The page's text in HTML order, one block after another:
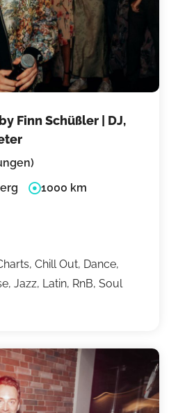
Finn Schüßler | DJ,
1000 km
Chill Out, Dance,
Jazz, Latin, RnB, Soul